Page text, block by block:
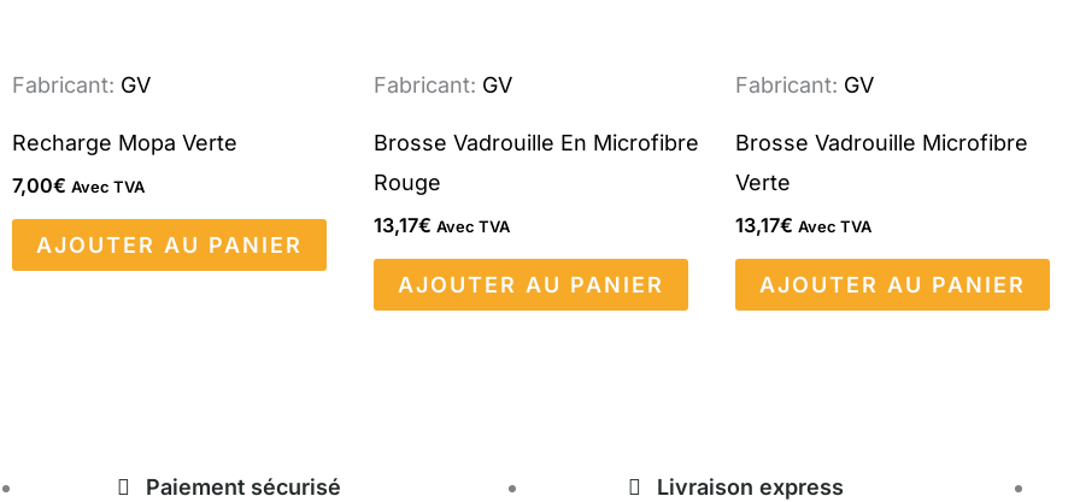
Fabricant: GV
Recharge Mopa Verte
7,00€ Avec TVA
AJOUTER AU PANIER
Fabricant: GV
Brosse Vadrouille En Microfibre
Rouge
13,17€ Avec TVA
AJOUTER AU PANIER
Fabricant: GV
Brosse Vadrouille Microfibre
Verte
13,17€ Avec TVA
AJOUTER AU PANIER
Paiement sécurisé Livraison express